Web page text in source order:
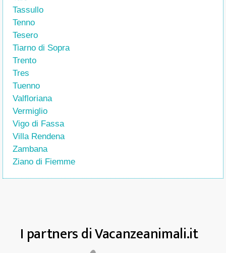
Tassullo
Tenno
Tesero
Tiarno di Sopra
Trento
Tres
Tuenno
Valfloriana
Vermiglio
Vigo di Fassa
Villa Rendena
Zambana
Ziano di Fiemme
I partners di Vacanzeanimali.it